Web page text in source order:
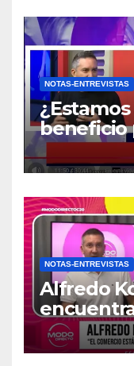
NOTAS-ENTREVISTAS
beneficio
NOTAS-ENTREVISTAS
Alfredo